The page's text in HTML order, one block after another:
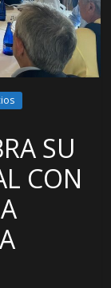
SU
CON